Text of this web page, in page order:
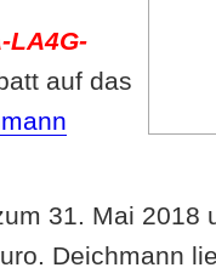
LA4G-
auf das
31. Mai 2018
Deichmann